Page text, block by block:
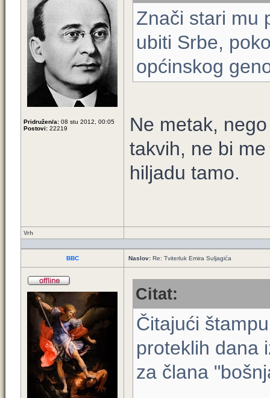
Pridružen/a: 08 stu 2012, 00:05
Postovi: 22219
Znači stari mu
ubiti Srbe,
općinskog
Ne metak,
takvih, ne bi
hiljadu tamo.
Vrh
BBC Naslov: Re: Tviterluk Emira Suljagića
Citat:
Čitajući
proteklih dana
za člana